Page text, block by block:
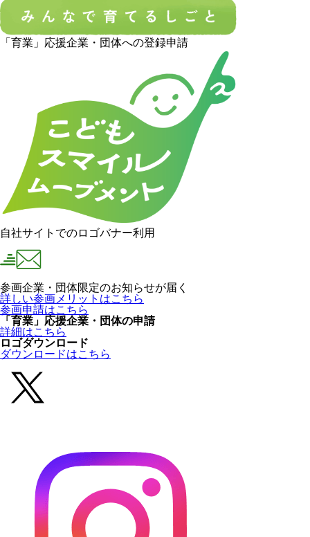
「育業」応援企業・団体への登録申請
自社サイトでのロゴバナー利用
参画企業・団体限定のお知らせが届く
詳しい参画メリットはこちら
参画申請はこちら
「育業」応援企業・団体の申請
詳細はこちら
ロゴダウンロード
ダウンロードはこちら